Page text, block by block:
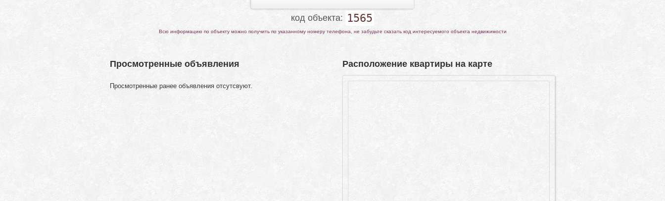
код объекта: 1565
Всю информацию по объекту можно получить по указанному номеру телефона, не забудьте сказать код интересуемого объекта недвижимости
Расположение квартиры на карте
Просмотренные объявления
Просмотренные ранее объявления отсутсвуют.